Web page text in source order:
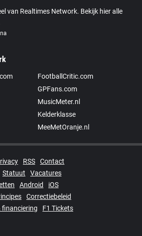
van Realtimes Network. Bekijk hier alle
FootballCritic.com
GPFans.com
MusicMeter.nl
Kelderklasse
MeeMetOranje.nl
RSS
Contact
Statuut
Vacatures
Android
iOS
Correctiebeleid
financiering
F1 Tickets